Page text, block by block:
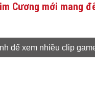
Cương mới mang
để xem nhiều clip